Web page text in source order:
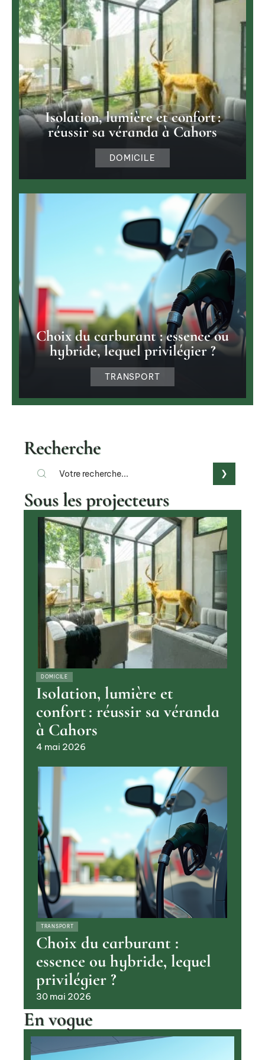
Isolation, lumière et confort :
réussir sa véranda à Cahors
DOMICILE
Choix du carburant : essence ou
hybride, lequel privilégier ?
TRANSPORT
Recherche
Sous les projecteurs
DOMICILE
Isolation, lumière et
confort : réussir sa véranda
à Cahors
4 mai 2026
TRANSPORT
Choix du carburant :
essence ou hybride, lequel
privilégier ?
30 mai 2026
En vogue